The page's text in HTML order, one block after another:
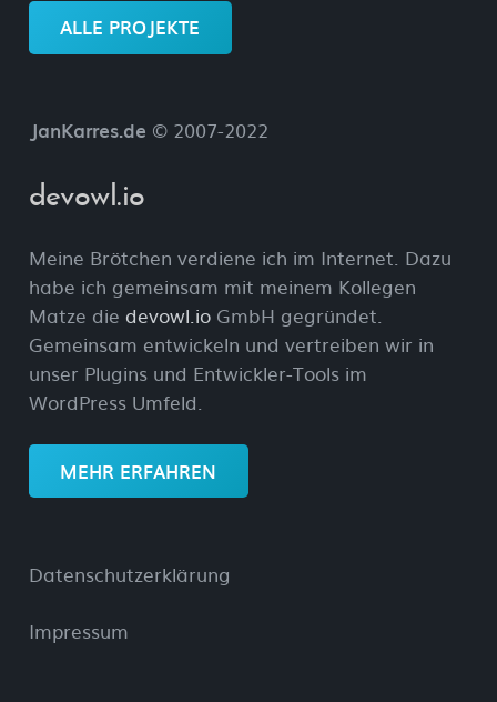
ALLE PROJEKTE
JanKarres.de © 2007-2022
devowl.io
Meine Brötchen verdiene ich im Internet. Dazu
habe ich gemeinsam mit meinem Kollegen
Matze die devowl.ioGmbH gegründet.
Gemeinsam entwickeln und vertreiben wir in
unser Plugins und Entwickler-Tools im
WordPress Umfeld.
MEHR ERFAHREN
Datenschutzerklärung
Impressum